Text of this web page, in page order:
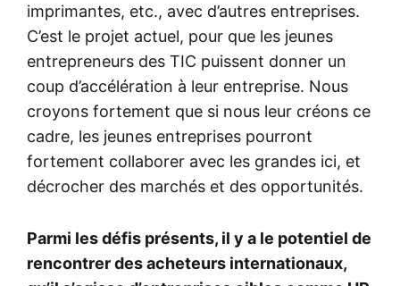
imprimantes, etc., avec d’autres entreprises.
C’est le projet actuel, pour que les jeunes
entrepreneurs des TIC puissent donner un
coup d’accélération à leur entreprise. Nous
croyons fortement que si nous leur créons ce
cadre, les jeunes entreprises pourront
fortement collaborer avec les grandes ici, et
décrocher des marchés et des opportunités.
Parmi les défis présents, il y a le potentiel de
rencontrer des acheteurs internationaux,